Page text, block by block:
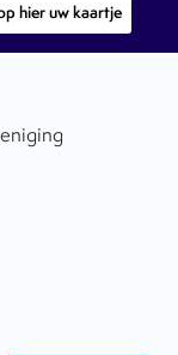
hier uw kaartje